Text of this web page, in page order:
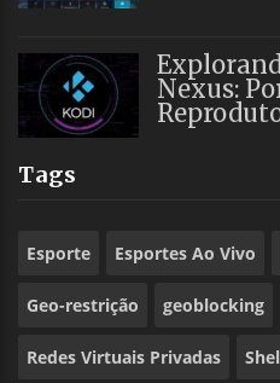
Nexus:
Tags
Esporte Esportes Ao Vivo
Geo-restrição geoblocking
Redes Virtuais Privadas